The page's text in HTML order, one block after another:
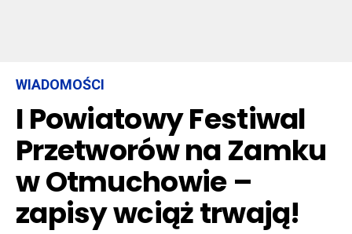
WIADOMOŚCI
I Powiatowy Festiwal
Przetworów na Zamku
w Otmuchowie –
zapisy wciąż trwają!